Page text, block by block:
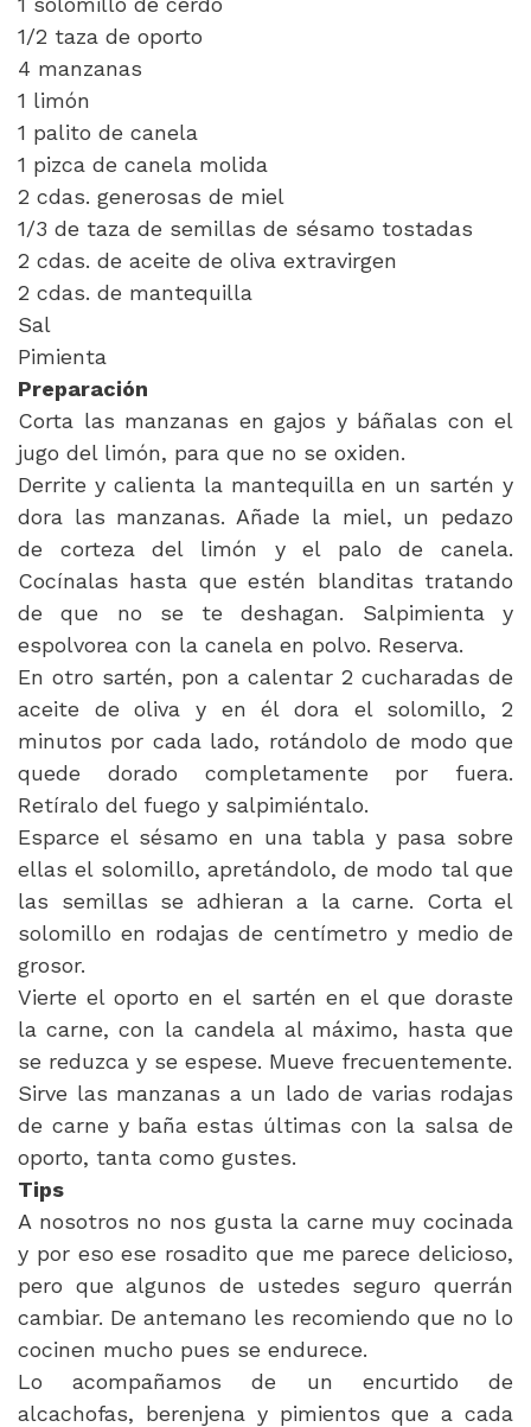
1/2 taza de oporto
4 manzanas
1 limón
1 palito de canela
1 pizca de canela molida
2 cdas. generosas de miel
1/3 de taza de semillas de sésamo tostadas
2 cdas. de aceite de oliva extravirgen
2 cdas. de mantequilla
Sal
Pimienta
Preparación
Corta las manzanas en gajos y báñalas con el
jugo del limón, para que no se oxiden.
Derrite y calienta la mantequilla en un sartén y
dora las manzanas. Añade la miel, un pedazo
de corteza del limón y el palo de canela.
Cocínalas hasta que estén blanditas tratando
de que no se te deshagan. Salpimienta y
espolvorea con la canela en polvo. Reserva.
En otro sartén, pon a calentar 2 cucharadas de
aceite de oliva y en él dora el solomillo, 2
minutos por cada lado, rotándolo de modo que
quede dorado completamente por fuera.
Retíralo del fuego y salpimiéntalo.
Esparce el sésamo en una tabla y pasa sobre
ellas el solomillo, apretándolo, de modo tal que
las semillas se adhieran a la carne. Corta el
solomillo en rodajas de centímetro y medio de
grosor.
Vierte el oporto en el sartén en el que doraste
la carne, con la candela al máximo, hasta que
se reduzca y se espese. Mueve frecuentemente.
Sirve las manzanas a un lado de varias rodajas
de carne y baña estas últimas con la salsa de
oporto, tanta como gustes.
Tips
A nosotros no nos gusta la carne muy cocinada
y por eso ese rosadito que me parece delicioso,
pero que algunos de ustedes seguro querrán
cambiar. De antemano les recomiendo que no lo
cocinen mucho pues se endurece.
Lo acompañamos de un encurtido de
alcachofas, berenjena y pimientos que a cada